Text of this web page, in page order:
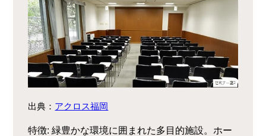
出典： アクロス福岡
特徴: 緑豊かな環境に囲まれた多目的施設。ホー